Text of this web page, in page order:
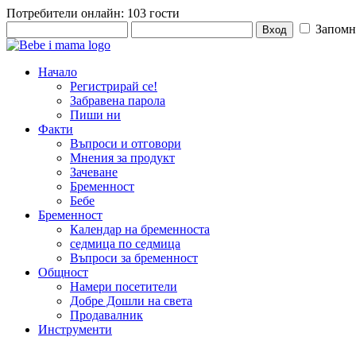
Потребители онлайн: 103 гости
Начало
Регистрирай се!
Забравена парола
Пиши ни
Факти
Въпроси и отговори
Мнения за продукт
Зачеване
Бременност
Бебе
Бременност
Календар на бременноста
седмица по седмица
Въпроси за бременност
Общност
Намери посетители
Добре Дошли на света
Продавалник
Инструменти